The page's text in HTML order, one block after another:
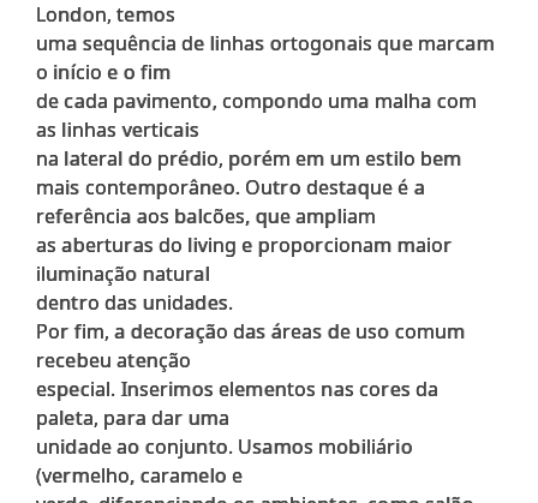
London, temos
uma sequência de linhas ortogonais que marcam
o início e o fim
de cada pavimento, compondo uma malha com
as linhas verticais
na lateral do prédio, porém em um estilo bem
mais contemporâneo. Outro destaque é a
referência aos balcões, que ampliam
as aberturas do living e proporcionam maior
iluminação natural
dentro das unidades.
Por fim, a decoração das áreas de uso comum
recebeu atenção
especial. Inserimos elementos nas cores da
paleta, para dar uma
unidade ao conjunto. Usamos mobiliário
(vermelho, caramelo e